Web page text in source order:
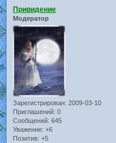
Привидение
Модератор
Зарегистрирован: 2009-03-10
Приглашений: 0
Сообщений: 645
Уважение: +6
Позитив: +5